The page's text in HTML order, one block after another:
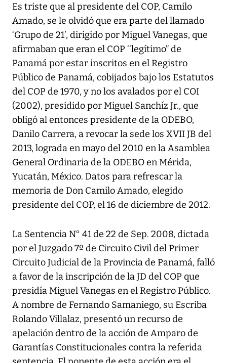
Es triste que al presidente del COP, Camilo
Amado, se le olvidó que era parte del llamado
‘Grupo de 21’, dirigido por Miguel Vanegas, que
afirmaban que eran el COP ‘‘legítimo” de
Panamá por estar inscritos en el Registro
Público de Panamá, cobijados bajo los Estatutos
del COP de 1970, y no los avalados por el COI
(2002), presidido por Miguel Sanchíz Jr., que
obligó al entonces presidente de la ODEBO,
Danilo Carrera, a revocar la sede los XVII JB del
2013, lograda en mayo del 2010 en la Asamblea
General Ordinaria de la ODEBO en Mérida,
Yucatán, México. Datos para refrescar la
memoria de Don Camilo Amado, elegido
presidente del COP, el 16 de diciembre de 2012.
La Sentencia N° 41 de 22 de Sep. 2008, dictada
por el Juzgado 7º de Circuito Civil del Primer
Circuito Judicial de la Provincia de Panamá, falló
a favor de la inscripción de la JD del COP que
presidía Miguel Vanegas en el Registro Público.
A nombre de Fernando Samaniego, su Escriba
Rolando Villalaz, presentó un recurso de
apelación dentro de la acción de Amparo de
Garantías Constitucionales contra la referida